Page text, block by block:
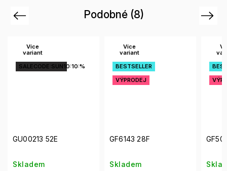
Podobné (8)
Previous
Více
variant
SALECODE:SUN10:10:%
GU00213 52E
Skladem
Více
variant
BESTSELLER
VÝPRODEJ
GF6143 28F
Skladem
Next